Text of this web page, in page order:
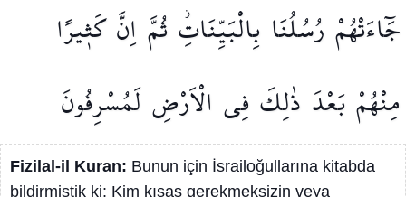
جَٓاءَتْهُمْ رُسُلُنَا بِالْبَيِّنَاتِۘثُمَّاِنَّكَث۪يرًا
مِنْهُمْبَعْدَ ذٰلِكَفِي الْاَرْضِلَمُسْرِفُونَ
Fizilal-il Kuran: Bunun için İsrailoğullarına kitabda
bildirmiştik ki: Kim kısas gerekmeksizin veya